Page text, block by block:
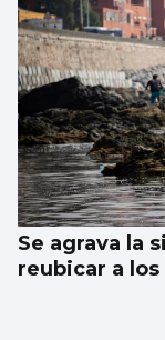
Se agrava la
reubicar a